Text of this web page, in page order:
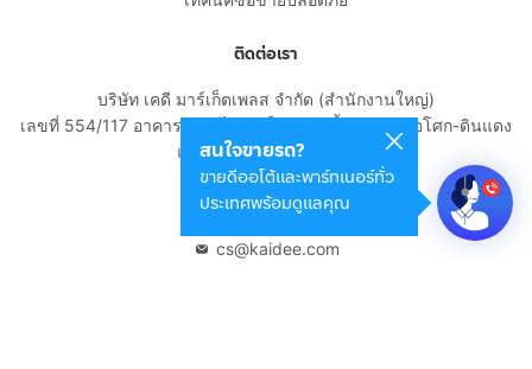
สนใจขายรถ?
ขายดีออโต้และพาร์ทเนอร์ทั่ว
ประเทศพร้อมดูแลคุณ
ติดต่อเรา
บริษัท เคดี มาร์เก็ตเพลส จำกัด (สำนักงานใหญ่)
เลขที่ 554/117 อาคารสกายไนน์ เซ็นเตอร์ ชั้น 22 ถนนอโศก-ดินแดง
แขวงดินแดง เขตดินแดง
กรุงเทพมหานคร 10400
cs@kaidee.com